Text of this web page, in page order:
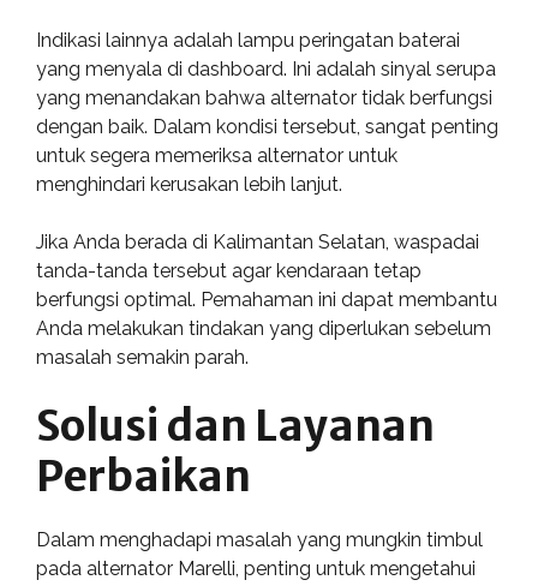
Indikasi lainnya adalah lampu peringatan baterai
yang menyala di dashboard. Ini adalah sinyal serupa
yang menandakan bahwa alternator tidak berfungsi
dengan baik. Dalam kondisi tersebut, sangat penting
untuk segera memeriksa alternator untuk
menghindari kerusakan lebih lanjut.
Jika Anda berada di Kalimantan Selatan, waspadai
tanda-tanda tersebut agar kendaraan tetap
berfungsi optimal. Pemahaman ini dapat membantu
Anda melakukan tindakan yang diperlukan sebelum
masalah semakin parah.
Solusi dan Layanan
Perbaikan
Dalam menghadapi masalah yang mungkin timbul
pada alternator Marelli, penting untuk mengetahui